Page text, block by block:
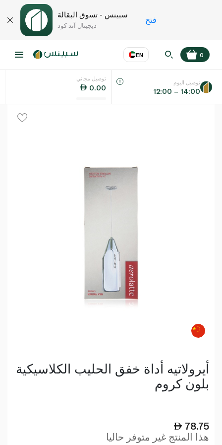
سبينس - تسوق البقالة
ديجيتال آند كود
فتح
EN
اللغة عر
0
توصيل مجاني
0.00
توصيل اليوم
12:00 – 14:00
أيرولاتيه أداة خفق الحليب الكلاسيكية
بلون كروم
78.75
هذا المنتج غير متوفر حاليا